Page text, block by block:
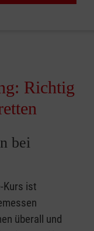
Richtig
bei
Kurs ist
überall und